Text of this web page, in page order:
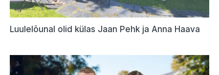
Luulelõunal olid külas Jaan Pehk ja Anna Haava